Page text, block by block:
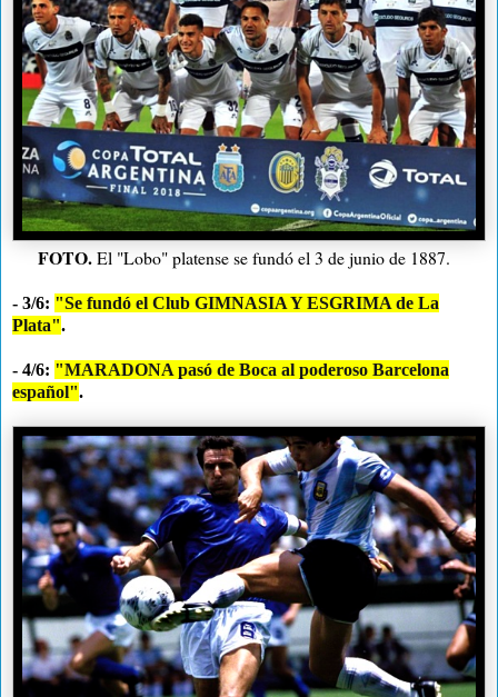
FOTO.El "Lobo" platense se fundó el 3 de junio de 1887.
- 3/6: "Se fundó el Club GIMNASIA Y ESGRIMA de La
Plata".
- 4/6: "MARADONA pasó de Boca al poderoso Barcelona
español".